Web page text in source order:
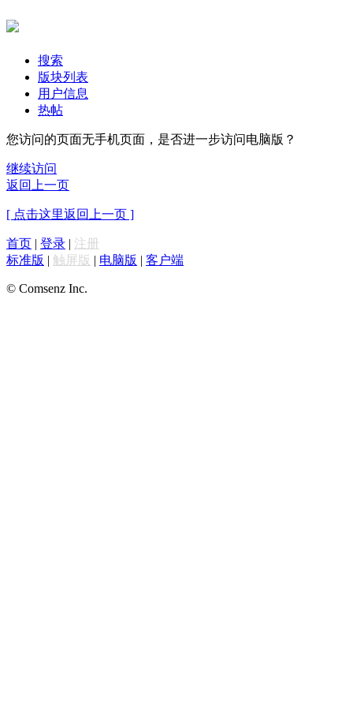
搜索
版块列表
用户信息
热帖
您访问的页面无手机页面，是否进一步访问电脑版？
继续访问
返回上一页
[ 点击这里返回上一页 ]
首页 | 登录 | 注册
标准版 | 触屏版 | 电脑版 | 客户端
© Comsenz Inc.